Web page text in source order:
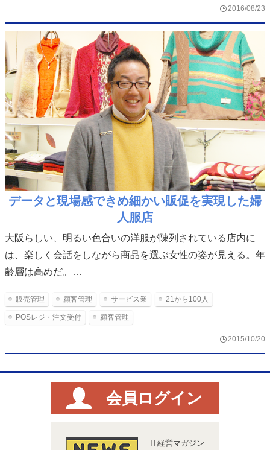
2016/08/23
データと現場感できめ細かい販促を実現した婦
人服店
大阪らしい、明るい色合いの洋服が陳列されている店内に
は、楽しく会話をしながら商品を選ぶ女性の姿が見える。年
齢層は高めだ。…
販売管理 顧客管理 サービス業 21から100人
POSレジ・注文受付 顧客管理
2015/10/20
会員ログイン
IT経営マガジン